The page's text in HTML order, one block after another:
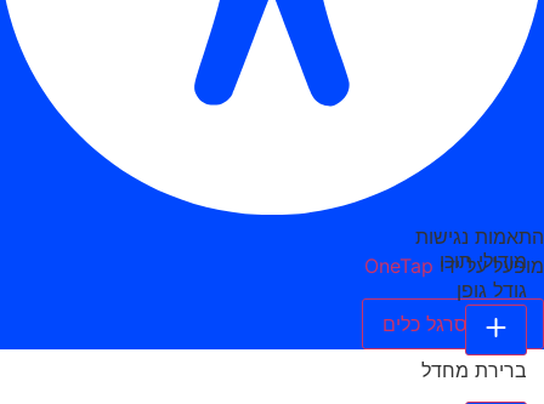
התאמות נגישות
מופעל על ידי OneTap
הסתר סרגל כלים
מודולי תוכן
גודל גופן
ברירת מחדל